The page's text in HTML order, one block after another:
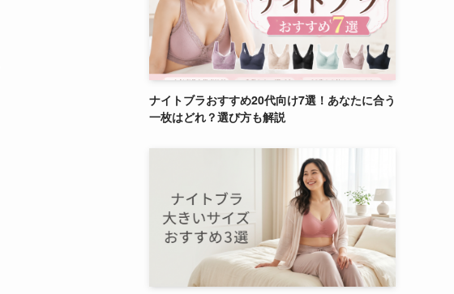
ナイトブラおすすめ20代向け7選！あなたに合う
一枚はどれ？選び方も解説